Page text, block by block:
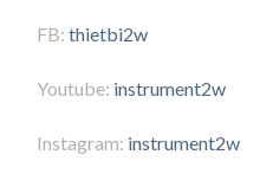
FB: thietbi2w
Youtube: instrument2w
Instagram: instrument2w